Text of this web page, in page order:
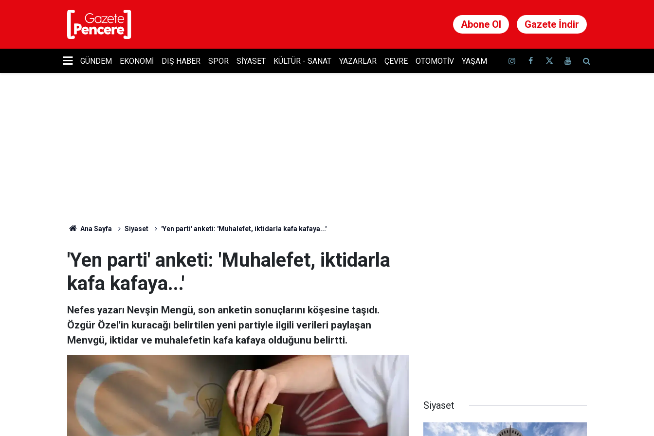
Abone Ol Gazete İndir
GÜNDEM EKONOMI DIŞ HABER SPOR SIYASET KÜLTÜR - SANAT YAZARLAR ÇEVRE OTOMOTIV YAŞAM
Ana Sayfa Siyaset 'Yen parti' anketi: 'Muhalefet, iktidarla kafa kafaya...'
'Yen parti' anketi: 'Muhalefet, iktidarla
kafa kafaya...'
Nefes yazarı Nevşin Mengü, son anketin sonuçlarını köşesine taşıdı.
Özgür Özel'in kuracağı belirtilen yeni partiyle ilgili verileri paylaşan
Menvgü, iktidar ve muhalefetin kafa kafaya olduğunu belirtti.
Siyaset